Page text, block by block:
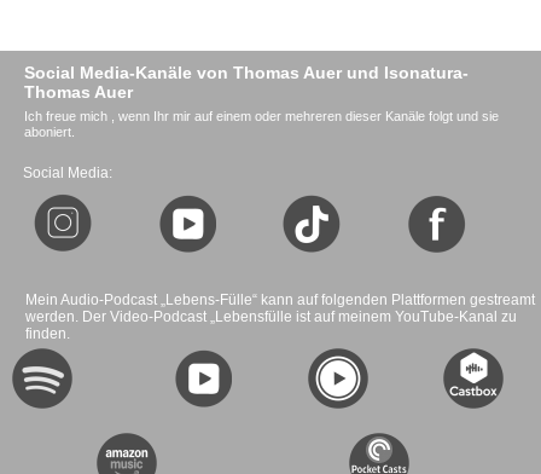
Social Media-Kanäle von Thomas Auer und Isonatura-
Thomas Auer
Ich freue mich , wenn Ihr mir auf einem oder mehreren dieser Kanäle folgt und sie
aboniert.
Social Media:
Mein Audio-Podcast „Lebens-Fülle“ kann auf folgenden Plattformen gestreamt
werden. Der Video-Podcast „Lebensfülle ist auf meinem YouTube-Kanal zu
finden.